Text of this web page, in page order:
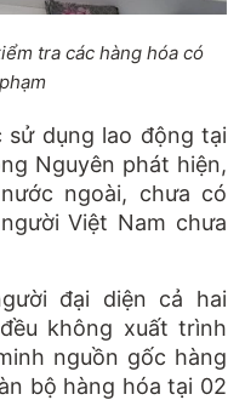
tra các hàng hóa có
sử dụng lao động tại
Nguyên phát hiện,
ngoài, chưa có
Việt Nam chưa
đại diện cả hai
không xuất trình
nguồn gốc hàng
bộ hàng hóa tại 02